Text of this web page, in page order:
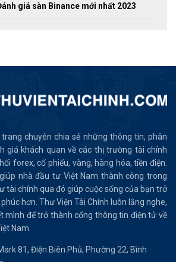
giá sàn Binance mới nhất 2023
chuyên chia sẻ những thông tin, phân
giá khách quan về các thị trường tài chính
forex, cổ phiếu, vàng, hàng hóa, tiền điện.
nhà đầu tư Việt Nam thành công trong
tài chính qua đó giúp cuộc sống của bạn trở
hơn. Thư Viện Tài Chính luôn lắng nghe,
mình để trở thành cổng thông tin điện tử về
Nam.
81, Điện Biên Phủ, Phường 22, Bình